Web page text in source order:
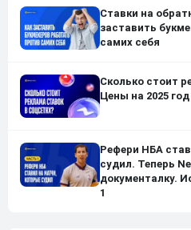
Ставки на
заставить
самих себя
Сколько стоит
Цены на 2025
Рефери НБА
судил. Теперь
документалку.
1